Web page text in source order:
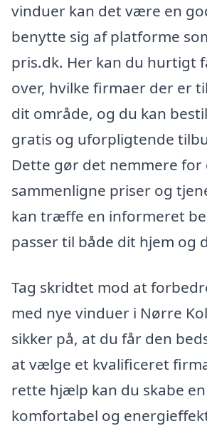
vinduer kan det være en
benytte sig af platforme
pris.dk. Her kan du hurtigt
over, hvilke firmaer der er
dit område, og du kan
gratis og uforpligtende
Dette gør det nemmere for
sammenligne priser og
kan træffe en informeret
passer til både dit hjem og
Tag skridtet mod at
med nye vinduer i Nørre
sikker på, at du får den
at vælge et kvalificeret
rette hjælp kan du skabe
komfortabel og